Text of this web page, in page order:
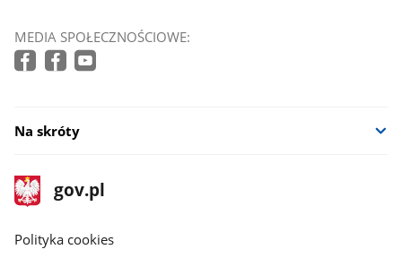
MEDIA SPOŁECZNOŚCIOWE:
Na skróty
stopka
gov.pl
Strona
gov.pl
gov.pl
Polityka cookies